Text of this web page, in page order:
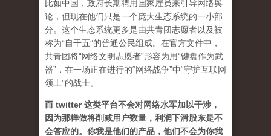
比如中国，政府长期聘用国家雇员来引导网络舆
论，但现在他们只是一个庞大生态系统的一小部
分。这个生态系统更多是由共青团志愿者以及被
称为“自干五”的普通公民组成。在官方文件中，
共青团将“网络文明志愿者”形容为用“键盘作为武
器”，在一场正在进行的“网络战争”中“守护互联网
领土”的战士。
而 twitter 这类平台不会对网络水军加以干涉，
因为那样做将削减用户数量，利润下滑股东是不
会答应的。你我是他们的产品，他们不会为你我